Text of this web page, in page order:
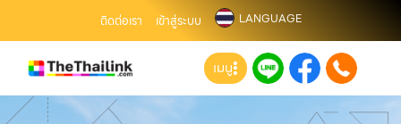
ติดต่อเรา เข้าสู่ระบบ LANGUAGE
เมนู